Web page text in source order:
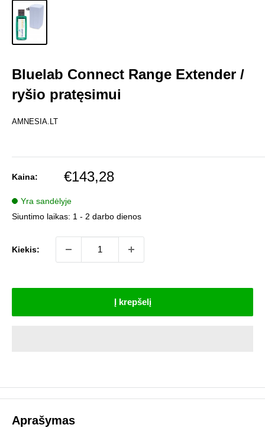
Bluelab Connect Range Extender /
ryšio pratęsimui
AMNESIA.LT
Kaina:
Pardavimo
€143,28
Yra sandėlyje
Siuntimo laikas: 1 - 2 darbo dienos
Kiekis:
Į krepšelį
Aprašymas